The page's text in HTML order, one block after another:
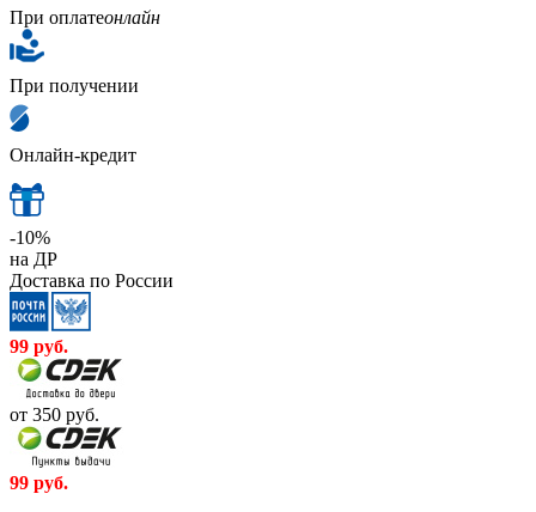
При оплатеонлайн
При получении
Онлайн-кредит
-10%
на ДР
Доставка по России
99 руб.
от 350 руб.
99 руб.